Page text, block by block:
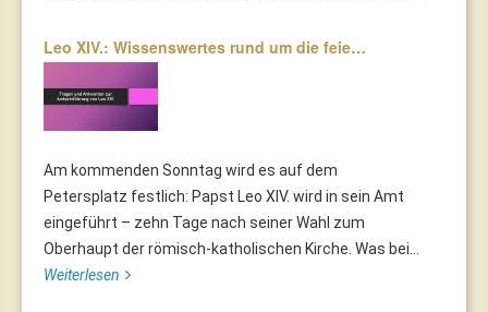
Leo XIV.: Wissenswertes rund um die feie…
Am kommenden Sonntag wird es auf dem
Petersplatz festlich: Papst Leo XIV. wird in sein Amt
eingeführt – zehn Tage nach seiner Wahl zum
Oberhaupt der römisch-katholischen Kirche. Was bei...
Weiterlesen